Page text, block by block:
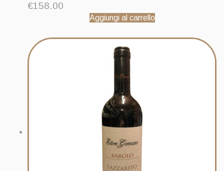
€158.00
Aggiungi al carrello